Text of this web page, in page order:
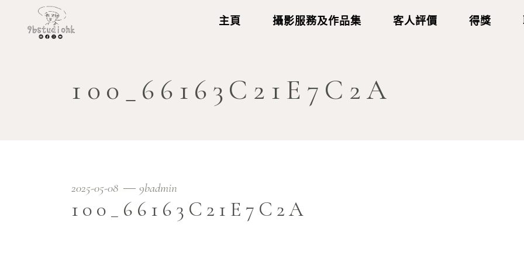
主頁 攝影服務及作品集 客人評價 得獎
100_66163C21E7C2A
2025-05-08 9badmin
100_66163C21E7C2A